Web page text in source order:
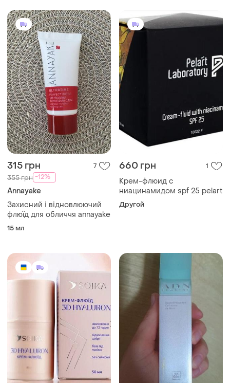
315 грн 7
355 грн -12%
Annayake
Захисний і відновлюючий
флюїд для обличчя annayake
15 мл
660 грн 1
Крем-флюид с
ниацинамидом spf 25 pelart
Другой